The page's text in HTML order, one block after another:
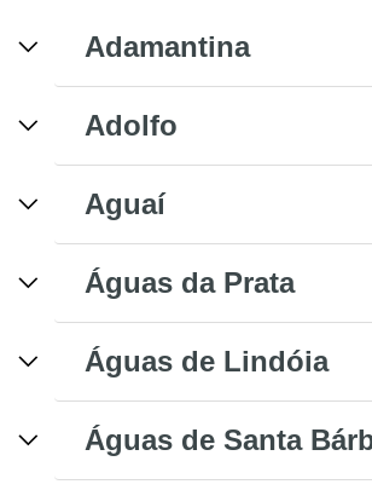
Adamantina
Adolfo
Aguaí
Águas da Prata
Águas de Lindóia
Águas de Santa